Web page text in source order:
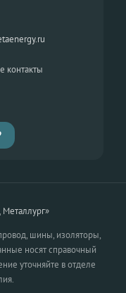
контакты
шины, изоляторы,
носят справочный
уточняйте в отделе